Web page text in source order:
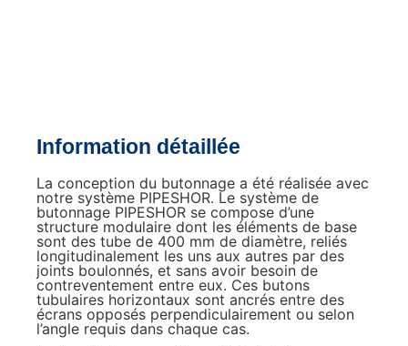
Information détaillée
La conception du butonnage a été réalisée avec
notre système PIPESHOR. Le système de
butonnage PIPESHOR se compose d’une
structure modulaire dont les éléments de base
sont des tube de 400 mm de diamètre, reliés
longitudinalement les uns aux autres par des
joints boulonnés, et sans avoir besoin de
contreventement entre eux. Ces butons
tubulaires horizontaux sont ancrés entre des
écrans opposés perpendiculairement ou selon
l’angle requis dans chaque cas.